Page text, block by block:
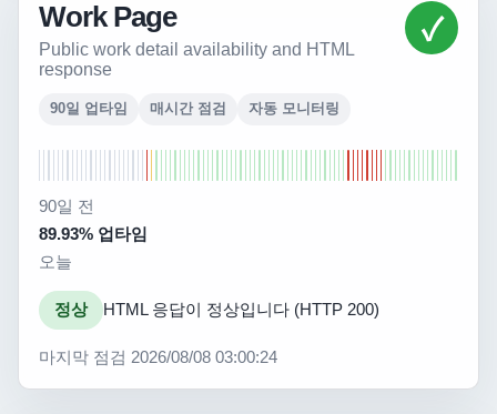
Work Page
Public work detail availability and HTML
response
90일 업타임 매시간 점검 자동 모니터링
✓
90일 전
89.93% 업타임
오늘
정상 HTML 응답이 정상입니다 (HTTP 200)
마지막 점검 2026/08/08 03:00:24